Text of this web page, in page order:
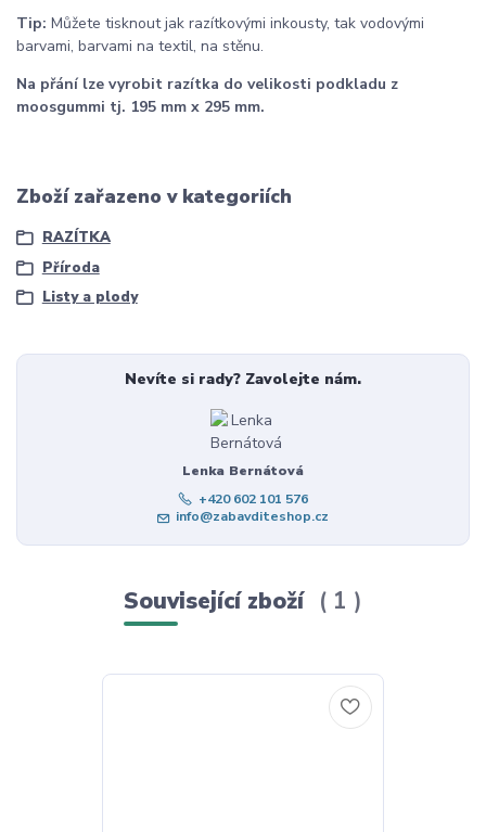
Tip: Můžete tisknout jak razítkovými inkousty, tak vodovými
barvami, barvami na textil, na stěnu.
Na přání lze vyrobit razítka do velikosti podkladu z
moosgummi tj. 195 mm x 295 mm.
Zboží zařazeno v kategoriích
RAZÍTKA
Příroda
Listy a plody
Nevíte si rady? Zavolejte nám.
Lenka Bernátová
+420 602 101 576
info@zabavditeshop.cz
Související zboží 1